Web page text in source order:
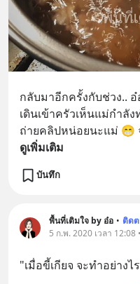
กลับมาอีกครั้งกับช่วง..
เดินเข้าครัวเห็นแม่กำลั
ถ่ายคลิปหน่อยนะแม่ 😁
ดูเพิ่มเติม
บันทึก
พื้นที่เติมใจ by อ๋อ • ติด
5 ก.พ. 2020 เวลา 12:08
"เมื่อขี้เกียจ จะทำอย่างไ